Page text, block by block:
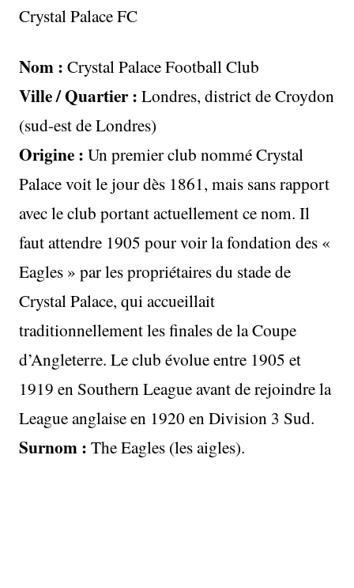
Crystal Palace FC
Nom : Crystal Palace Football Club
Ville / Quartier : Londres, district de Croydon
(sud-est de Londres)
Origine : Un premier club nommé Crystal
Palace voit le jour dès 1861, mais sans rapport
avec le club portant actuellement ce nom. Il
faut attendre 1905 pour voir la fondation des «
Eagles » par les propriétaires du stade de
Crystal Palace, qui accueillait
traditionnellement les finales de la Coupe
d’Angleterre. Le club évolue entre 1905 et
1919 en Southern League avant de rejoindre la
League anglaise en 1920 en Division 3 Sud.
Surnom : The Eagles (les aigles).